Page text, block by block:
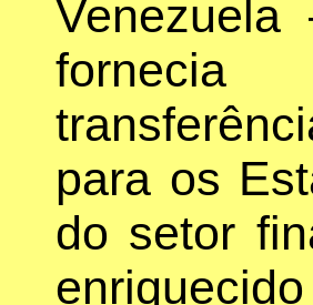
fornecia
para os
do setor